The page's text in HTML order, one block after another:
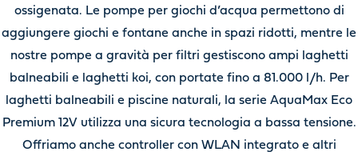
ossigenata. Le pompe per giochi d’acqua permettono di
aggiungere giochi e fontane anche in spazi ridotti, mentre le
nostre pompe a gravità per filtri gestiscono ampi laghetti
balneabili e laghetti koi, con portate fino a 81.000 l/h. Per
laghetti balneabili e piscine naturali, la serie AquaMax Eco
Premium 12V utilizza una sicura tecnologia a bassa tensione.
Offriamo anche controller con WLAN integrato e altri